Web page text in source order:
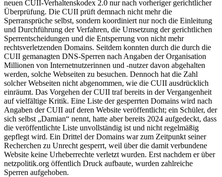
neuen CUII-Verhaltenskodex 2.0 nur nach vorheriger gerichtlicher
Überprüfung. Die CUII prüft demnach nicht mehr die
Sperransprüche selbst, sondern koordiniert nur noch die Einleitung
und Durchführung der Verfahren, die Umsetzung der gerichtlichen
Sperrentscheidungen und die Entsperrung von nicht mehr
rechtsverletzenden Domains. Seitdem konnten durch die durch die
CUII gemanagten DNS-Sperren nach Angaben der Organisation
Millionen von Internetnutzerinnen und -nutzer davon abgehalten
werden, solche Webseiten zu besuchen. Dennoch hat die Zahl
solcher Webseiten nicht abgenommen, wie die CUII ausdrücklich
einräumt. Das Vorgehen der CUII traf bereits in der Vergangenheit
auf vielfältige Kritik. Eine Liste der gesperrten Domains wird nach
Angaben der CUII auf deren Website veröffentlicht; ein Schüler, der
sich selbst „Damian“ nennt, hatte aber bereits 2024 aufgedeckt, dass
die veröffentlichte Liste unvollständig ist und nicht regelmäßig
gepflegt wird. Ein Drittel der Domains war zum Zeitpunkt seiner
Recherchen zu Unrecht gesperrt, weil über die damit verbundene
Website keine Urheberrechte verletzt wurden. Erst nachdem er über
netzpolitik.org öffentlich Druck aufbaute, wurden zahlreiche
Sperren aufgehoben.